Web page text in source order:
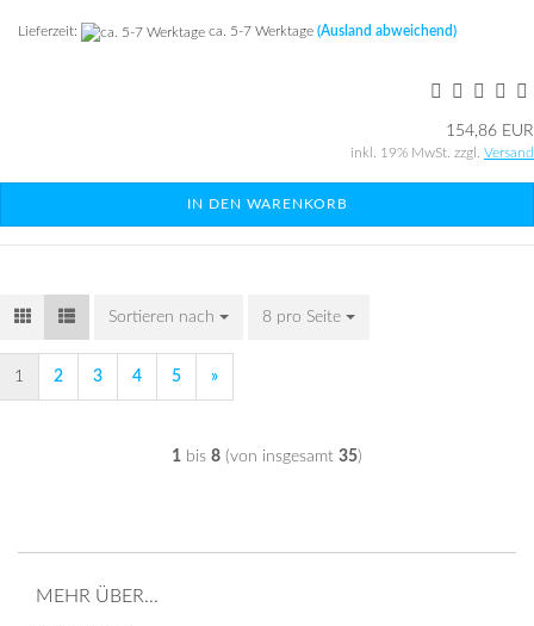
Lieferzeit: ca. 5-7 Werktage (Ausland abweichend)
154,86 EUR
inkl. 19% MwSt. zzgl. Versand
IN DEN WARENKORB
Sortieren nach
Sortieren nach 8 pro Seite
pro Seite
1 2 3 4 5 »
1 bis 8 (von insgesamt 35)
MEHR ÜBER...